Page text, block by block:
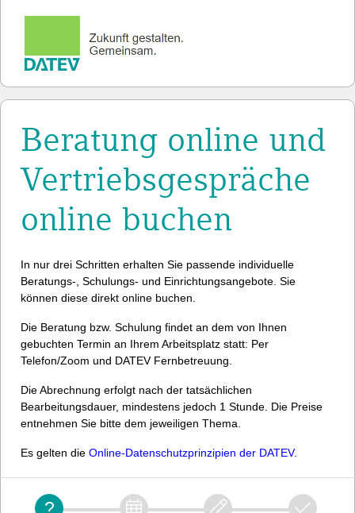
Beratung online und
Vertriebsgespräche
online buchen
In nur drei Schritten erhalten Sie passende individuelle
Beratungs-, Schulungs- und Einrichtungsangebote. Sie
können diese direkt online buchen.
Die Beratung bzw. Schulung findet an dem von Ihnen
gebuchten Termin an Ihrem Arbeitsplatz statt: Per
Telefon/Zoom und DATEV Fernbetreuung.
Die Abrechnung erfolgt nach der tatsächlichen
Bearbeitungsdauer, mindestens jedoch 1 Stunde. Die Preise
entnehmen Sie bitte dem jeweiligen Thema.
Es gelten die Online-Datenschutzprinzipien der DATEV.